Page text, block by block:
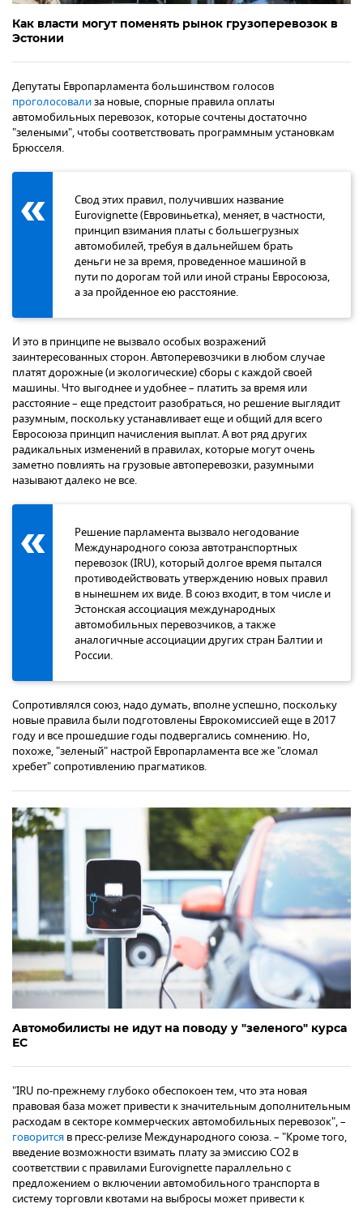
Как власти могут поменять рынок грузоперевозок в
Эстонии
Депутаты Европарламента большинством голосов
проголосовализа новые, спорные правила оплаты
автомобильных перевозок, которые сочтены достаточно
"зелеными", чтобы соответствовать программным установкам
Брюсселя.
Свод этих правил, получивших название
Eurovignette (Евровиньетка), меняет, в частности,
принцип взимания платы с большегрузных
автомобилей, требуя в дальнейшем брать
деньги не за время, проведенное машиной в
пути по дорогам той или иной страны Евросоюза,
а за пройденное ею расстояние.
И это в принципе не вызвало особых возражений
заинтересованных сторон. Автоперевозчики в любом случае
платят дорожные (и экологические) сборы с каждой своей
машины. Что выгоднее и удобнее – платить за время или
расстояние – еще предстоит разобраться, но решение выглядит
разумным, поскольку устанавливает еще и общий для всего
Евросоюза принцип начисления выплат. А вот ряд других
радикальных изменений в правилах, которые могут очень
заметно повлиять на грузовые автоперевозки, разумными
называют далеко не все.
Решение парламента вызвало негодование
Международного союза автотранспортных
перевозок (IRU), который долгое время пытался
противодействовать утверждению новых правил
в нынешнем их виде. В союз входит, в том числе и
Эстонская ассоциация международных
автомобильных перевозчиков, а также
аналогичные ассоциации других стран Балтии и
России.
Сопротивлялся союз, надо думать, вполне успешно, поскольку
новые правила были подготовлены Еврокомиссией еще в 2017
году и все прошедшие годы подвергались сомнению. Но,
похоже, "зеленый" настрой Европарламента все же "сломал
хребет" сопротивлению прагматиков.
Автомобилисты не идут на поводу у "зеленого" курса
ЕС
"IRU по-прежнему глубоко обеспокоен тем, что эта новая
правовая база может привести к значительным дополнительным
расходам в секторе коммерческих автомобильных перевозок", –
говорится в пресс-релизе Международного союза. – "Кроме того,
введение возможности взимать плату за эмиссию CO2 в
соответствии с правилами Eurovignette параллельно с
предложением о включении автомобильного транспорта в
систему торговли квотами на выбросы может привести к